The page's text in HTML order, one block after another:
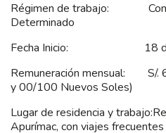
Régimen de trabajo:
Determinado
Fecha Inicio: 18 de
Remuneración mensual: S/.
y 00/100 Nuevos Soles)
Lugar de residencia y
Apurímac, con viajes